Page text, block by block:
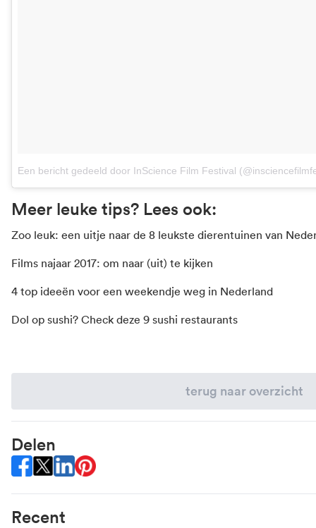
Een bericht gedeeld door InScience Film Festival
Meer leuke tips? Lees ook:
Zoo leuk: een uitje naar de 8 leukste dierentuinen van
Films najaar 2017: om naar (uit) te kijken
4 top ideeën voor een weekendje weg in Nederland
Dol op sushi? Check deze 9 sushi restaurants
terug naar overzicht
Delen
Share this on Facebook
Share this on X (twitter)
Share this on LinkedIn
Share this on Pinterest
Recent